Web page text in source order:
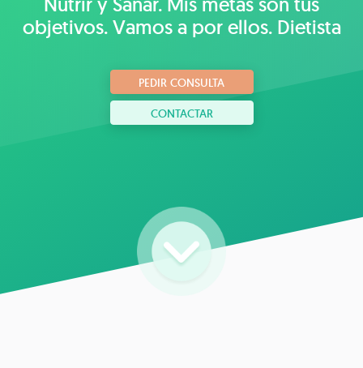
objetivos. Vamos a por ellos. Dietista
PEDIR CONSULTA
CONTACTAR